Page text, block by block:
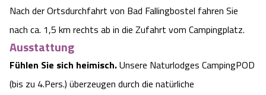
Nach der Ortsdurchfahrt von Bad Fallingbostel fahren Sie
nach ca. 1,5 km rechts ab in die Zufahrt vom Campingplatz.
Ausstattung
Fühlen Sie sich heimisch.Unsere Naturlodges CampingPOD
(bis zu 4.Pers.) überzeugen durch die natürliche